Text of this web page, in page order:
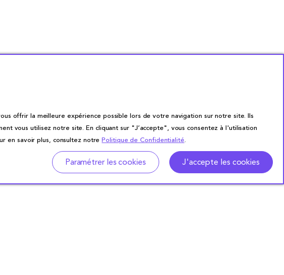
offrir la meilleure expérience possible lors de votre navigation sur notre site. Ils
vous utilisez notre site. En cliquant sur "J’accepte", vous consentez à l'utilisation
en savoir plus, consultez notrePolitique de Confidentialité.
Paramétrer les cookies J'accepte les cookies